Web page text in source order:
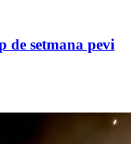
de setmana pevi